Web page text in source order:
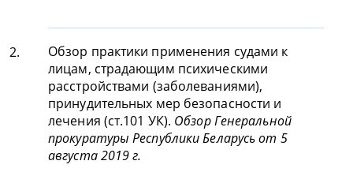
2.
Обзор практики применения судами к
лицам, страдающим психическими
расстройствами (заболеваниями),
принудительных мер безопасности и
лечения (ст.101 УК). Обзор Генеральной
прокуратуры Республики Беларусь от 5
августа 2019 г.